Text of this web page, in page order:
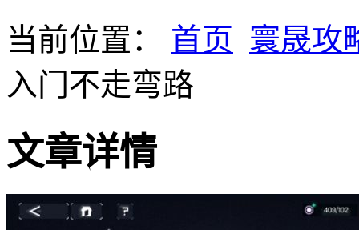
当前位置：
首页 寰晟攻
入门不走弯路
文章详情